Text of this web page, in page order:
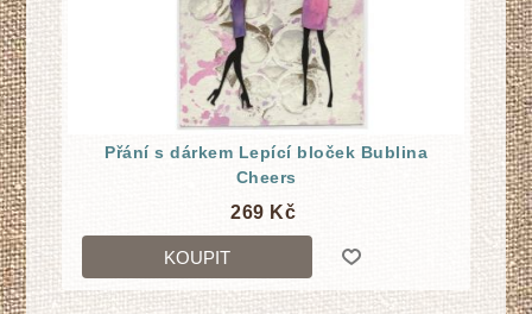
Přání s dárkem Lepící bloček Bublina
Cheers
269 Kč
KOUPIT